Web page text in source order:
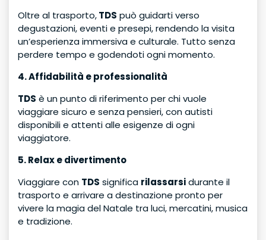
Oltre al trasporto,TDS può guidarti verso
degustazioni, eventi e presepi, rendendo la visita
un’esperienza immersiva e culturale. Tutto senza
perdere tempo e godendoti ogni momento.
4. Affidabilità e professionalità
TDS è un punto di riferimento per chi vuole
viaggiare sicuro e senza pensieri, con autisti
disponibili e attenti alle esigenze di ogni
viaggiatore.
5. Relax e divertimento
Viaggiare con TDS significa rilassarsidurante il
trasporto e arrivare a destinazione pronto per
vivere la magia del Natale tra luci, mercatini, musica
e tradizione.